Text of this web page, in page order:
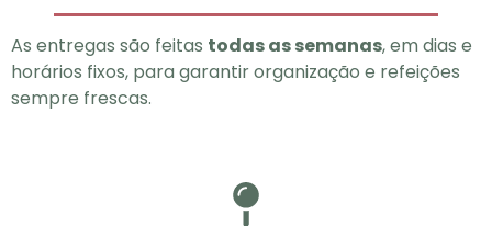
As entregas são feitas todas as semanas, em dias e
horários fixos, para garantir organização e refeições
sempre frescas.